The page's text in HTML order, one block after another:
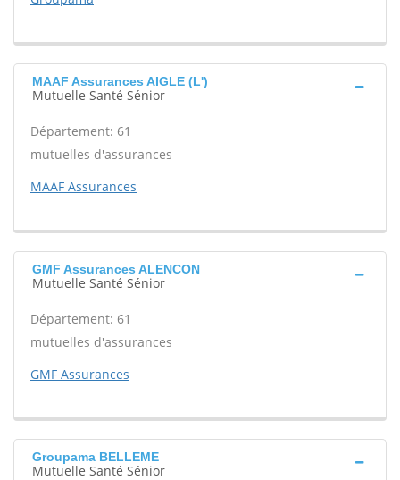
MAAF Assurances AIGLE (L')
Mutuelle Santé Sénior
Département: 61
mutuelles d'assurances
MAAF Assurances
GMF Assurances ALENCON
Mutuelle Santé Sénior
Département: 61
mutuelles d'assurances
GMF Assurances
Groupama BELLEME
Mutuelle Santé Sénior